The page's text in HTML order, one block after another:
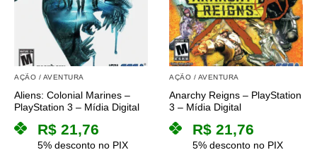
AÇÃO / AVENTURA
Aliens: Colonial Marines –
PlayStation 3 – Mídia Digital
R$ 21,76
5% desconto no PIX
AÇÃO / AVENTURA
Anarchy Reigns – PlayStation
3 – Mídia Digital
R$ 21,76
5% desconto no PIX